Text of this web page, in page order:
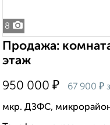
8
Продажа:
этаж
950 000 ₽ 67 900 ₽
мкр. ДЗФС,